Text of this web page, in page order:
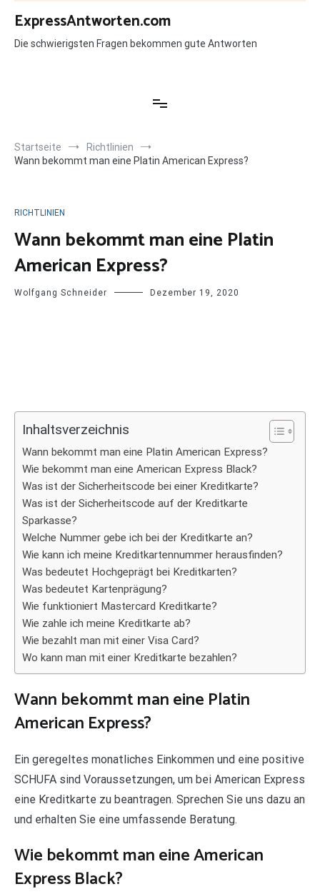
Zum
Inhalt
springen
ExpressAntworten.com
Die schwierigsten Fragen bekommen gute Antworten
Startseite
Richtlinien
Wann bekommt man eine Platin American Express?
RICHTLINIEN
Wann bekommt man eine Platin
American Express?
Wolfgang Schneider Dezember 19, 2020
Inhaltsverzeichnis
Wann bekommt man eine Platin American Express?
Wie bekommt man eine American Express Black?
Was ist der Sicherheitscode bei einer Kreditkarte?
Was ist der Sicherheitscode auf der Kreditkarte
Sparkasse?
Welche Nummer gebe ich bei der Kreditkarte an?
Wie kann ich meine Kreditkartennummer herausfinden?
Was bedeutet Hochgeprägt bei Kreditkarten?
Was bedeutet Kartenprägung?
Wie funktioniert Mastercard Kreditkarte?
Wie zahle ich meine Kreditkarte ab?
Wie bezahlt man mit einer Visa Card?
Wo kann man mit einer Kreditkarte bezahlen?
Wann bekommt man eine Platin
American Express?
Ein geregeltes monatliches Einkommen und eine positive
SCHUFA sind Voraussetzungen, um bei American Express
eine Kreditkarte zu beantragen. Sprechen Sie uns dazu an
und erhalten Sie eine umfassende Beratung.
Wie bekommt man eine American
Express Black?